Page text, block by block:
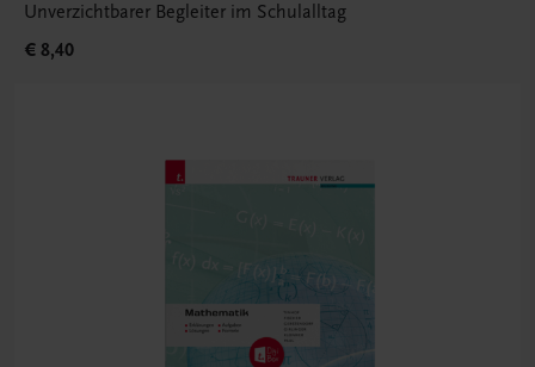
Unverzichtbarer Begleiter im Schulalltag
€ 8,40